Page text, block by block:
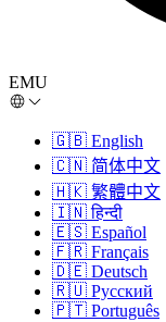
EMU
🇬🇧 English
🇨🇳 简体中文
🇭🇰 繁體中文
🇮🇳 हिन्दी
🇪🇸 Español
🇫🇷 Français
🇩🇪 Deutsch
🇷🇺 Русский
🇵🇹 Português